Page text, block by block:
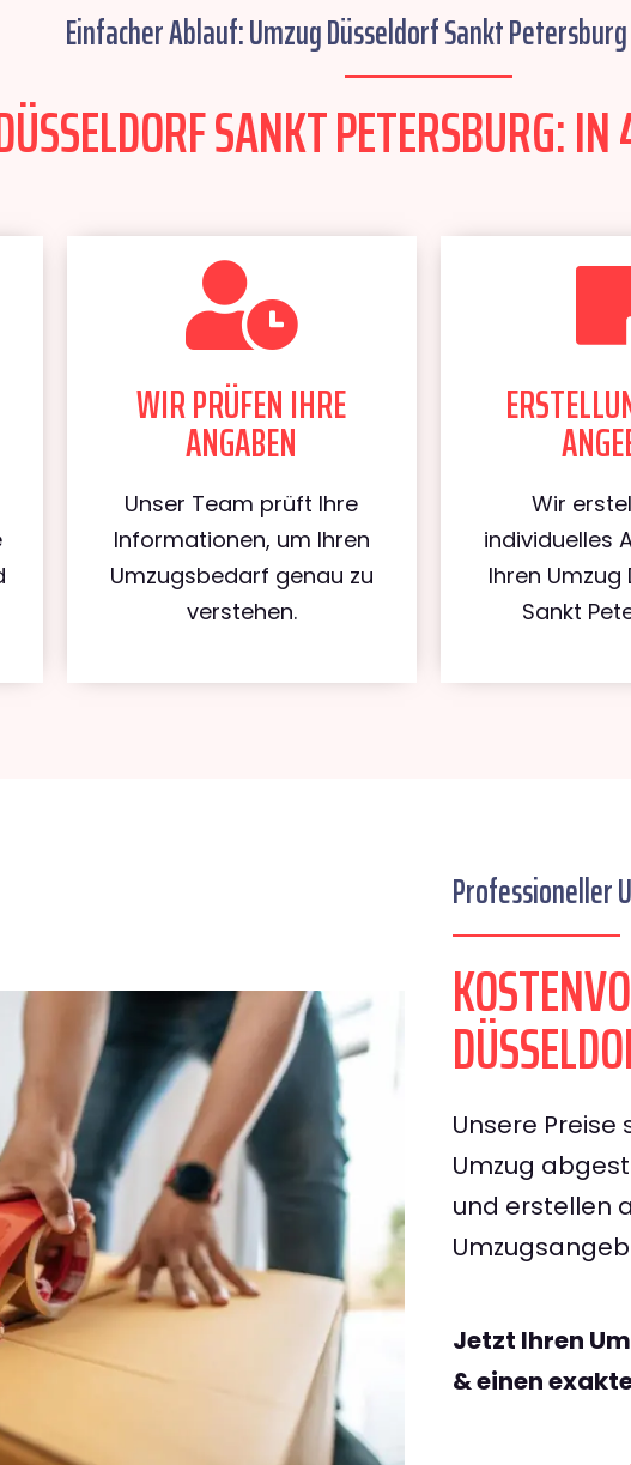
Einfacher Ablauf: Umzug Düsseldorf Sankt
SANKT PETERSBURG:
WIR PRÜFEN IHRE
ANGABEN
Unser Team prüft Ihre
Informationen, um Ihren
Umzugsbedarf genau zu
verstehen.
Wir
individuelles
Ihren Umzug
Sankt
Professioneller
Unsere
Umzug
und erstellen
Jetzt Ihren
& einen